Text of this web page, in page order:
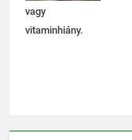
vagy
vitaminhiány.